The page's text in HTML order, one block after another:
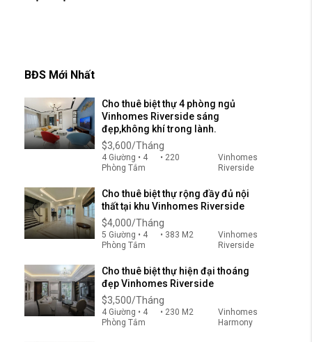
BĐS Mới Nhất
Cho thuê biệt thự 4 phòng ngủ
Vinhomes Riverside sáng
đẹp,không khí trong lành.
$3,600/Tháng
4 Giường • 4
Phòng Tắm
• 220
Vinhomes
Riverside
Cho thuê biệt thự rộng đầy đủ nội
thất tại khu Vinhomes Riverside
$4,000/Tháng
5 Giường • 4
Phòng Tắm
• 383 M2
Vinhomes
Riverside
Cho thuê biệt thự hiện đại thoáng
đẹp Vinhomes Riverside
$3,500/Tháng
4 Giường • 4
Phòng Tắm
• 230 M2
Vinhomes
Harmony